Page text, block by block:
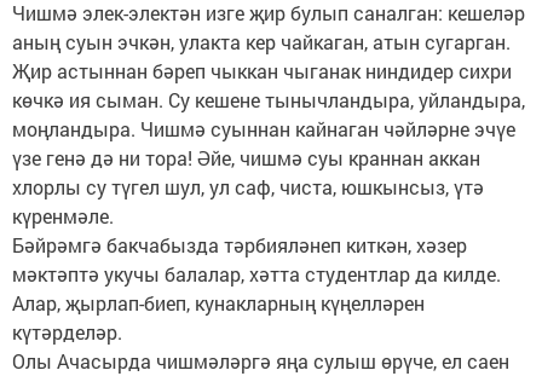
Чишмә элек-электән изге җир булып саналган: кешеләр
аның суын эчкән, улакта кер чайкаган, атын сугарган.
Җир астыннан бәреп чыккан чыганак ниндидер сихри
көчкә ия сыман. Су кешене тынычландыра, уйландыра,
моңландыра. Чишмә суыннан кайнаган чәйләрне эчүе
үзе генә дә ни тора! Әйе, чишмә суы краннан аккан
хлорлы су түгел шул, ул саф, чиста, юшкынсыз, үтә
күренмәле.
Бәйрәмгә бакчабызда тәрбия­ләнеп киткән, хәзер
мәктәптә укучы балалар, хәтта студентлар да килде.
Алар, җырлап-биеп, кунакларның күңелләрен
күтәрделәр.
Олы Ачасырда чишмәләргә яңа сулыш өрүче, ел саен